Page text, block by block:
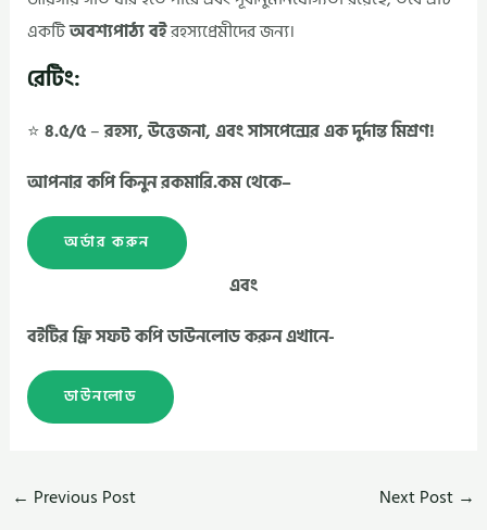
একটিঅবশ্যপাঠ্য বইরহস্যপ্রেমীদের জন্য।
রেটিং:
⭐৪.৫/৫–রহস্য, উত্তেজনা, এবং সাসপেন্সের এক দুর্দান্ত মিশ্রণ!
আপনার কপি কিনুন রকমারি.কম থেকে–
অর্ডার করুন
এবং
বইটির ফ্রি সফট কপি ডাউনলোড করুন এখানে-
ডাউনলোড
← Previous Post Next Post →